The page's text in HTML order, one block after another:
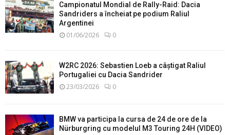
Campionatul Mondial de Rally-Raid: Dacia
Sandriders a încheiat pe podium Raliul
Argentinei
01/06/2026 0
W2RC 2026: Sebastien Loeb a câștigat Raliul
Portugaliei cu Dacia Sandrider
23/03/2026 0
BMW va participa la cursa de 24 de ore de la
Nürburgring cu modelul M3 Touring 24H (VIDEO)